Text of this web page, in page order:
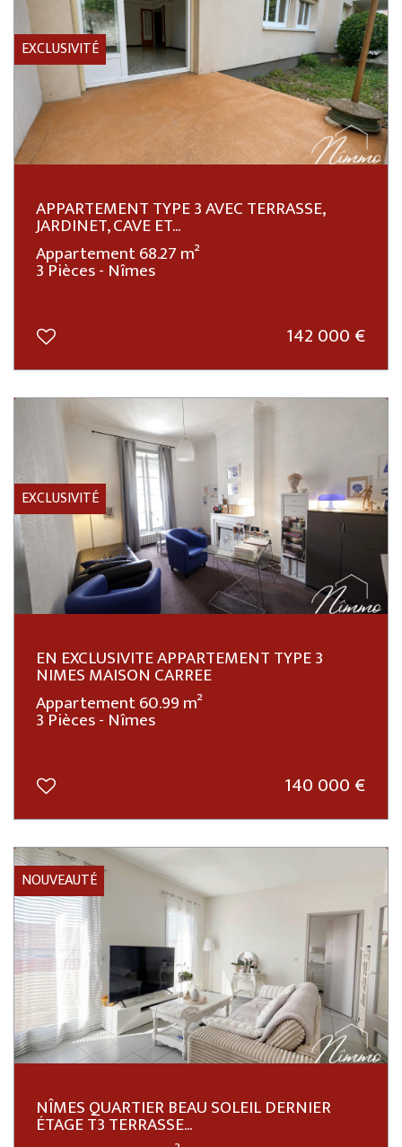
EXCLUSIVITÉ
APPARTEMENT TYPE 3 AVEC TERRASSE,
JARDINET, CAVE ET...
Appartement 68.27 m²
3 Pièces - Nîmes
142 000 €
EXCLUSIVITÉ
EN EXCLUSIVITE APPARTEMENT TYPE 3
NIMES MAISON CARREE
Appartement 60.99 m²
3 Pièces - Nîmes
140 000 €
NOUVEAUTÉ
NÎMES QUARTIER BEAU SOLEIL DERNIER
ÉTAGE T3 TERRASSE...